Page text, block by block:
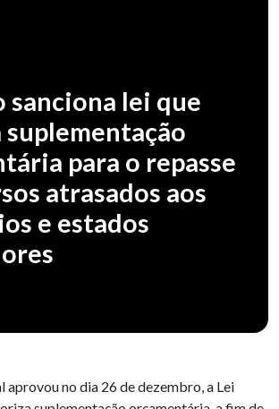
sanciona lei que
para o repasse
atrasados aos
e estados
aprovou no dia 26 de dezembro, a Lei